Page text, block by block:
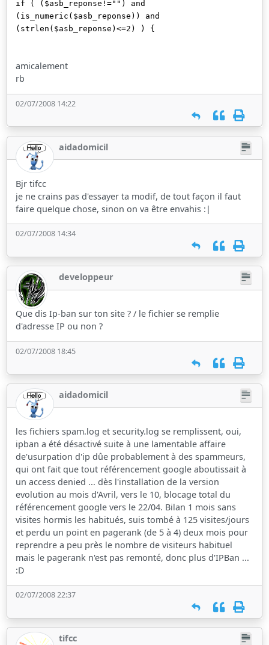
if ( ($asb_reponse!="") and
(is_numeric($asb_reponse)) and
(strlen($asb_reponse)<=2) ) {
amicalement
rb
02/07/2008 14:22
aidadomicil
Bjr tifcc
je ne crains pas d'essayer ta modif, de tout façon il faut
faire quelque chose, sinon on va être envahis :|
02/07/2008 14:34
developpeur
Que dis Ip-ban sur ton site ? / le fichier se remplie
d'adresse IP ou non ?
02/07/2008 18:45
aidadomicil
les fichiers spam.log et security.log se remplissent, oui,
ipban a été désactivé suite à une lamentable affaire
de'usurpation d'ip dûe probablement à des spammeurs,
qui ont fait que tout référencement google aboutissait à
un access denied ... dès l'installation de la version
evolution au mois d'Avril, vers le 10, blocage total du
référencement google vers le 22/04. Bilan 1 mois sans
visites hormis les habitués, suis tombé à 125 visites/jours
et perdu un point en pagerank (de 5 à 4) deux mois pour
reprendre a peu près le nombre de visiteurs habituel
mais le pagerank n'est pas remonté, donc plus d'IPBan ...
:D
02/07/2008 22:37
tifcc